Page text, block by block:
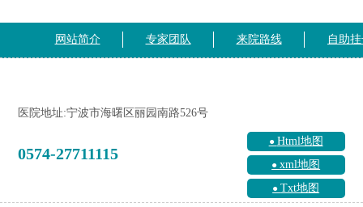
网站简介 专家团队 来院路线 自助
医院地址:宁波市海曙区丽园南路526号
0574-27711115
Html地图
xml地图
Txt地图